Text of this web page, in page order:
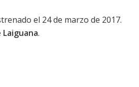
el 24 de marzo de 2017.
Laiguana.